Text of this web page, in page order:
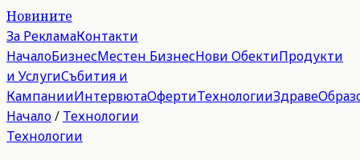
Новините
За РекламаКонтакти
НачалоБизнесМестен БизнесНови ОбектиПродукти
и УслугиСъбития и
КампанииИнтервютаОфертиТехнологииЗдраве
Начало/ Технологии
Технологии